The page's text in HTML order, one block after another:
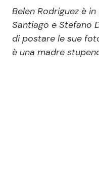
Politica
Belen Rodriguez è
Santiago e Stefano
di postare le sue
è una madre